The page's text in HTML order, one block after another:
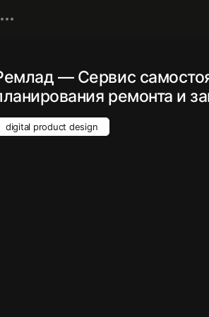
— Сервис
ремонта и
digital product design